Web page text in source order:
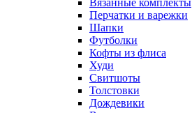
Вязанные комплекты
Перчатки и варежки
Шапки
Футболки
Кофты из флиса
Худи
Свитшоты
Толстовки
Дождевики